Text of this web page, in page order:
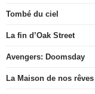
Tombé du ciel
La fin d’Oak Street
Avengers: Doomsday
La Maison de nos rêves